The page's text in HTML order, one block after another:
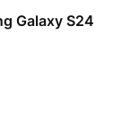
Galaxy S24